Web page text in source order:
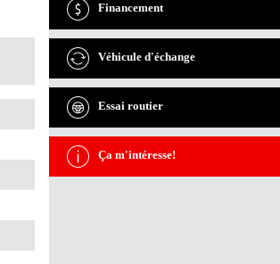
Financement
Véhicule d'échange
Essai routier
Ça m'intéresse!